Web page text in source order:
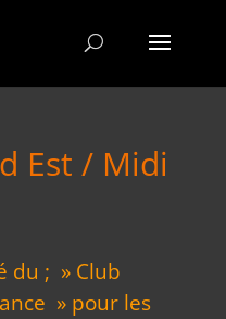
Est / Midi
du ; » Club
» pour les